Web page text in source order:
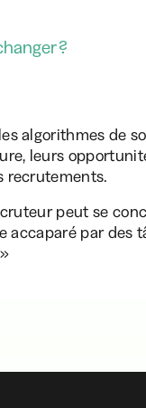
?
algorithmes de
leurs
recrutements.
peut se
accaparé par des